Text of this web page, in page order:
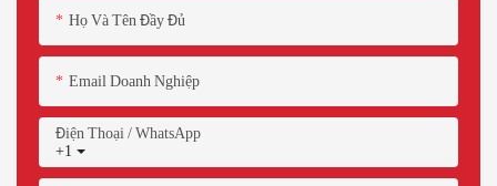
Họ Và Tên Đầy Đủ
Email Doanh Nghiệp
+1
Điện Thoại / WhatsApp